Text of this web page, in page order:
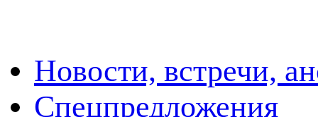
Новости, встречи,
Спецпредложения